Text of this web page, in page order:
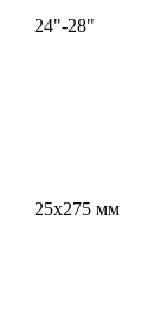
24"-28"
25х275 мм